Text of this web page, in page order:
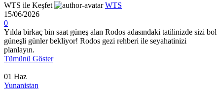
WTS ile Keşfet
WTS
15/06/2026
0
Yılda birkaç bin saat güneş alan Rodos adasındaki tatilinizde sizi bol
güneşli günler bekliyor! Rodos gezi rehberi ile seyahatinizi
planlayın.
Tümünü Göster
01 Haz
Yunanistan